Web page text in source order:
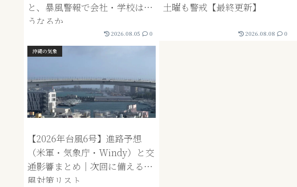
と、暴風警報で会社・学校はど
うなるか
2026.08.05 0
土曜も警戒【最終更新】
2026.08.08 0
沖縄の気象
【2026年台風6号】進路予想
（米軍・気象庁・Windy）と交
通影響まとめ｜次回に備える台
風対策リスト